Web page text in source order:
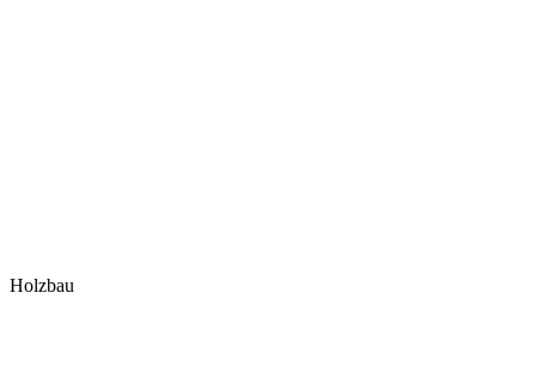
Holzbau